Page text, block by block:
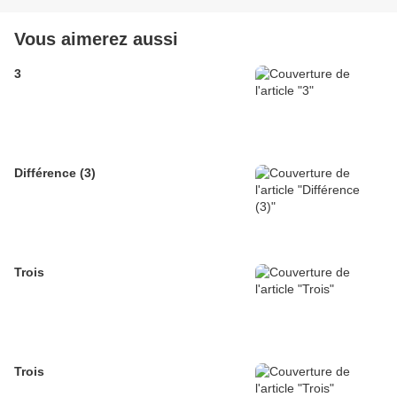
Vous aimerez aussi
3
Différence (3)
Trois
Trois